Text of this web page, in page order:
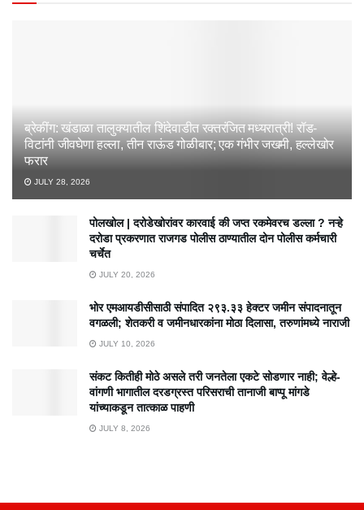
ब्रेकींग: खंडाळा तालुक्यातील शिंदेवाडीत रक्तरंजित मध्यरात्री! रॉड-
विटांनी जीवघेणा हल्ला, तीन राऊंड गोळीबार; एक गंभीर जखमी, हल्लेखोर
फरार
JULY 28, 2026
पोलखोल | दरोडेखोरांवर कारवाई की जप्त रकमेवरच डल्ला ? नऱ्हे
दरोडा प्रकरणात राजगड पोलीस ठाण्यातील दोन पोलीस कर्मचारी
चर्चेत
JULY 20, 2026
भोर एमआयडीसीसाठी संपादित २९३.३३ हेक्टर जमीन संपादनातून
वगळली; शेतकरी व जमीनधारकांना मोठा दिलासा, तरुणांमध्ये नाराजी
JULY 10, 2026
संकट कितीही मोठे असले तरी जनतेला एकटे सोडणार नाही; वेल्हे-
वांगणी भागातील दरडग्रस्त परिसराची तानाजी बाप्पू मांगडे
यांच्याकडून तात्काळ पाहणी
JULY 8, 2026